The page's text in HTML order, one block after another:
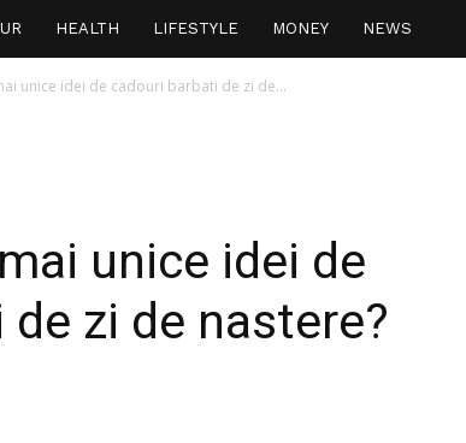
HEALTH LIFESTYLE MONEY NEWS
unice idei de cadouri barbati de zi de...
unice idei de
zi de nastere?